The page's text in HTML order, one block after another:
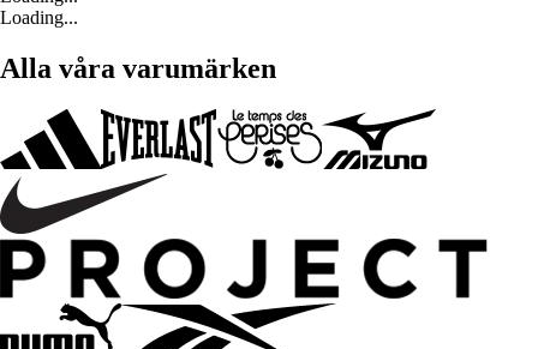
Loading...
Alla våra varumärken